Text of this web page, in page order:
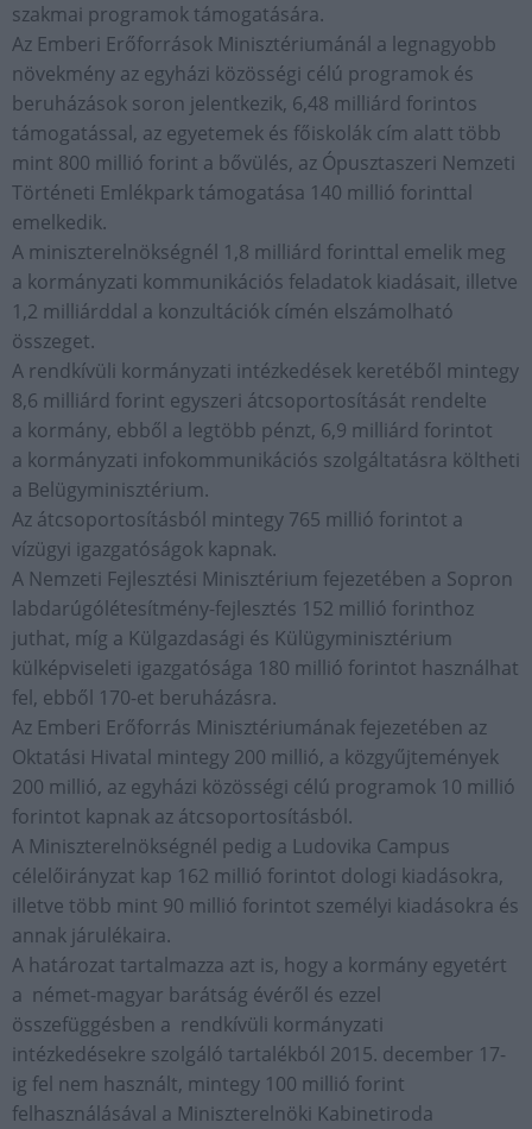
szakmai programok támogatására.
Az Emberi Erőforrások Minisztériumánál a legnagyobb
növekmény az egyházi közösségi célú programok és
beruházások soron jelentkezik, 6,48 milliárd forintos
támogatással, az egyetemek és főiskolák cím alatt több
mint 800 millió forint a bővülés, az Ópusztaszeri Nemzeti
Történeti Emlékpark támogatása 140 millió forinttal
emelkedik.
A miniszterelnökségnél 1,8 milliárd forinttal emelik meg
a kormányzati kommunikációs feladatok kiadásait, illetve
1,2 milliárddal a konzultációk címén elszámolható
összeget.
A rendkívüli kormányzati intézkedések keretéből mintegy
8,6 milliárd forint egyszeri átcsoportosítását rendelte
a kormány, ebből a legtöbb pénzt, 6,9 milliárd forintot
a kormányzati infokommunikációs szolgáltatásra költheti
a Belügyminisztérium.
Az átcsoportosításból mintegy 765 millió forintot a
vízügyi igazgatóságok kapnak.
A Nemzeti Fejlesztési Minisztérium fejezetében a Sopron
labdarúgólétesítmény-fejlesztés 152 millió forinthoz
juthat, míg a Külgazdasági és Külügyminisztérium
külképviseleti igazgatósága 180 millió forintot használhat
fel, ebből 170-et beruházásra.
Az Emberi Erőforrás Minisztériumának fejezetében az
Oktatási Hivatal mintegy 200 millió, a közgyűjtemények
200 millió, az egyházi közösségi célú programok 10 millió
forintot kapnak az átcsoportosításból.
A Miniszterelnökségnél pedig a Ludovika Campus
célelőirányzat kap 162 millió forintot dologi kiadásokra,
illetve több mint 90 millió forintot személyi kiadásokra és
annak járulékaira.
A határozat tartalmazza azt is, hogy a kormány egyetért
a német-magyar barátság évéről és ezzel
összefüggésben a rendkívüli kormányzati
intézkedésekre szolgáló tartalékból 2015. december 17-
ig fel nem használt, mintegy 100 millió forint
felhasználásával a Miniszterelnöki Kabinetiroda